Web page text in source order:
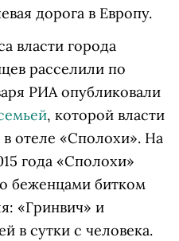
дорога в Европу.
власти города
расселили по
РИА опубликовали
, которой власти
отеле «Сполохи». На
года «Сполохи»
беженцами битком
«Гринвич» и
в сутки с человека.